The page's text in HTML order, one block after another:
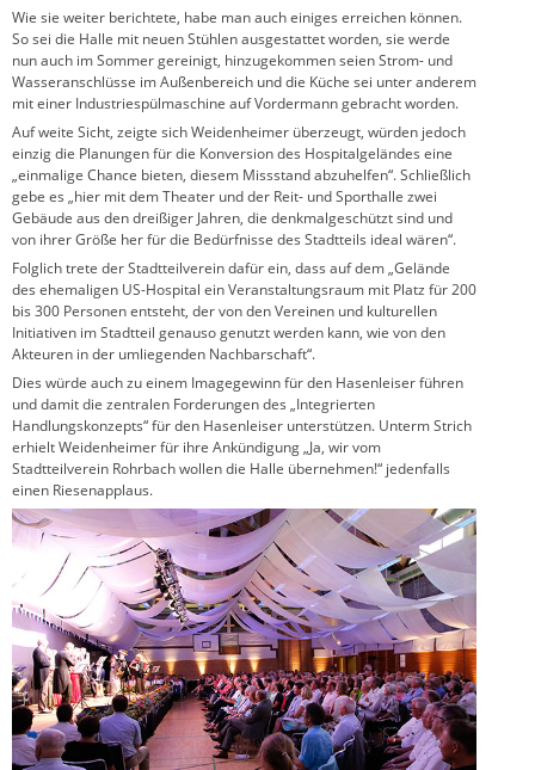
Wie sie weiter berichtete, habe man auch einiges erreichen können.
So sei die Halle mit neuen Stühlen ausgestattet worden, sie werde
nun auch im Sommer gereinigt, hinzugekommen seien Strom- und
Wasseranschlüsse im Außenbereich und die Küche sei unter anderem
mit einer Industriespülmaschine auf Vordermann gebracht worden.
Auf weite Sicht, zeigte sich Weidenheimer überzeugt, würden jedoch
einzig die Planungen für die Konversion des Hospitalgeländes eine
„einmalige Chance bieten, diesem Missstand abzuhelfen“. Schließlich
gebe es „hier mit dem Theater und der Reit- und Sporthalle zwei
Gebäude aus den dreißiger Jahren, die denkmalgeschützt sind und
von ihrer Größe her für die Bedürfnisse des Stadtteils ideal wären“.
Folglich trete der Stadtteilverein dafür ein, dass auf dem „Gelände
des ehemaligen US-Hospital ein Veranstaltungsraum mit Platz für 200
bis 300 Personen entsteht, der von den Vereinen und kulturellen
Initiativen im Stadtteil genauso genutzt werden kann, wie von den
Akteuren in der umliegenden Nachbarschaft“.
Dies würde auch zu einem Imagegewinn für den Hasenleiser führen
und damit die zentralen Forderungen des „Integrierten
Handlungskonzepts“ für den Hasenleiser unterstützen. Unterm Strich
erhielt Weidenheimer für ihre Ankündigung „Ja, wir vom
Stadtteilverein Rohrbach wollen die Halle übernehmen!“ jedenfalls
einen Riesenapplaus.